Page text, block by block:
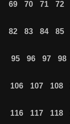
69 70 71 72
82 83 84 85
95 96 97 98
106 107 108
116 117 118